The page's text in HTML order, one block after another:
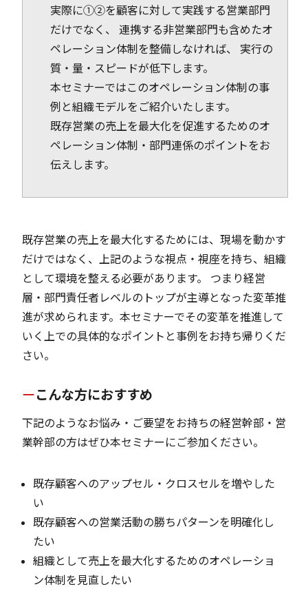
実際に①②を顧客に対して実践する営業部門
だけでなく、 連携する非営業部門も含めたオ
ペレーション体制を整備しなければ、 実行の
質・量・スピードが低下します。
本セミナーではこのオペレーション体制の事
例と組織モデルをご紹介いたします。
既存営業の売上を最大化を促進するためのオ
ペレーション体制・部門連係のポイントをお
伝えします。
既存営業の売上を最大化するためには、現場を動かす
だけではなく、上記のような視点・視座を持ち、組織
として環境を整える必要があります。 つまり経営
層・部門責任者レベルのトップが主導となった変革推
進が求められます。本セミナーでその変革を推進して
いく上での具体的なポイントと事例をお持ち帰りくだ
さい。
こんな方におすすめ
下記のようなお悩み・ご要望をお持ちの経営幹部・営
業幹部の方はぜひ本セミナーにご参加ください。
既存顧客へのアップセル・クロスセルを増やした
い
既存顧客への営業活動の勝ちパターンを明確化し
たい
組織として売上を最大化するためのオペレーショ
ン体制を見直したい